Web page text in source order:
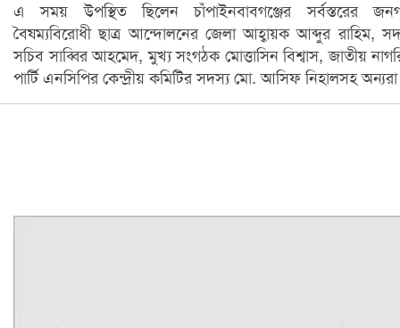
এ সময় উপস্থিত ছিলেন চাঁপাইনবাবগঞ্জের সর্বস্তরের
বৈষম্যবিরোধী ছাত্র আন্দোলনের জেলা আহ্বায়ক আব্দুর রাহিম,
সচিব সাব্বির আহমেদ, মুখ্য সংগঠক মোত্তাসিন বিশ্বাস, জাতীয়
পার্টি এনসিপির কেন্দ্রীয় কমিটির সদস্য মো. আসিফ নিহালসহ